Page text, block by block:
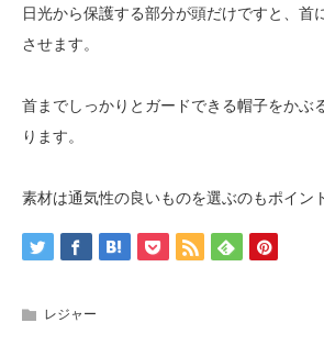
日光から保護する部分が頭だけですと、首
させます。
首までしっかりとガードできる帽子をかぶ
ります。
素材は通気性の良いものを選ぶのもポイン
レジャー